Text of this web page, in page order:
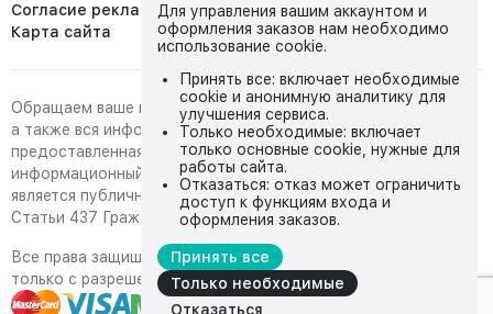
Согласие реклама
Карта сайта
Обращаем ваше внимание на то, что данный интернет-сайт,
а также вся информация о товарах и ценах,
предоставленная на нём, носит исключительно
информационный характер и ни при каких условиях не
является публичной офертой, определяемой положениями
Статьи 437 Гражданского кодекса Российской Федерации.
Все права защищены, любое копирование с сайта возможно
только с разрешения владельца сайта
Для управления вашим аккаунтом и
оформления заказов нам необходимо
использование cookie.
Принять все: включает необходимые
cookie и анонимную аналитику для
улучшения сервиса.
Только необходимые: включает
только основные cookie, нужные для
работы сайта.
Отказаться: отказ может ограничить
доступ к функциям входа и
оформления заказов.
Принять все
Только необходимые
Отказаться